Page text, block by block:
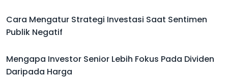
Cara Mengatur Strategi Investasi Saat Sentimen
Publik Negatif
Mengapa Investor Senior Lebih Fokus Pada Dividen
Daripada Harga